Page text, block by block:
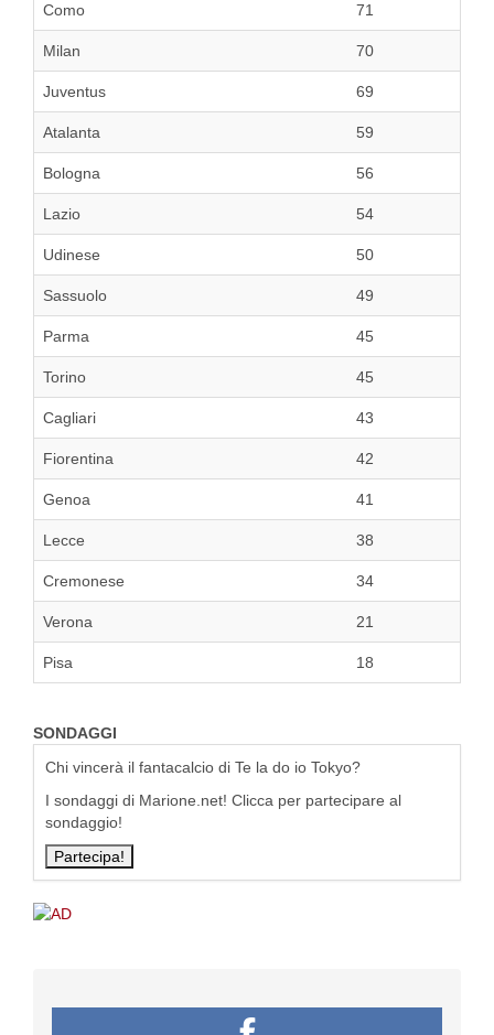
Como 71
Milan 70
Juventus 69
Atalanta 59
Bologna 56
Lazio 54
Udinese 50
Sassuolo 49
Parma 45
Torino 45
Cagliari 43
Fiorentina 42
Genoa 41
Lecce 38
Cremonese 34
Verona 21
Pisa 18
SONDAGGI
Chi vincerà il fantacalcio di Te la do io Tokyo?
I sondaggi di Marione.net! Clicca per partecipare al
sondaggio!